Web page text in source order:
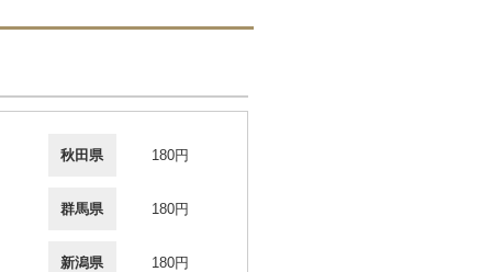
秋田県 180円
群馬県 180円
新潟県 180円